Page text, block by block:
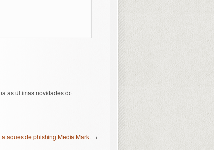
as últimas novidades do
ataques de phishing Media Markt →